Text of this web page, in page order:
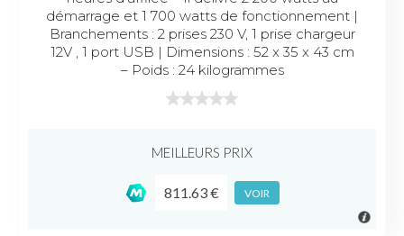
démarrage et 1 700 watts de fonctionnement |
Branchements : 2 prises 230 V, 1 prise chargeur
12V , 1 port USB | Dimensions : 52 x 35 x 43 cm
– Poids : 24 kilogrammes
MEILLEURS PRIX
811.63 € VOIR